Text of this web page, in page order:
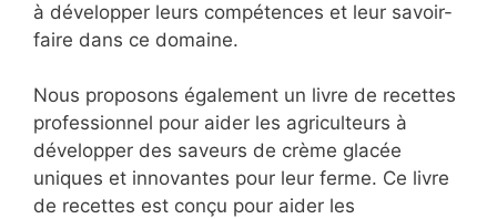
à développer leurs compétences et leur savoir-
faire dans ce domaine.
Nous proposons également un livre de recettes
professionnel pour aider les agriculteurs à
développer des saveurs de crème glacée
uniques et innovantes pour leur ferme. Ce livre
de recettes est conçu pour aider les